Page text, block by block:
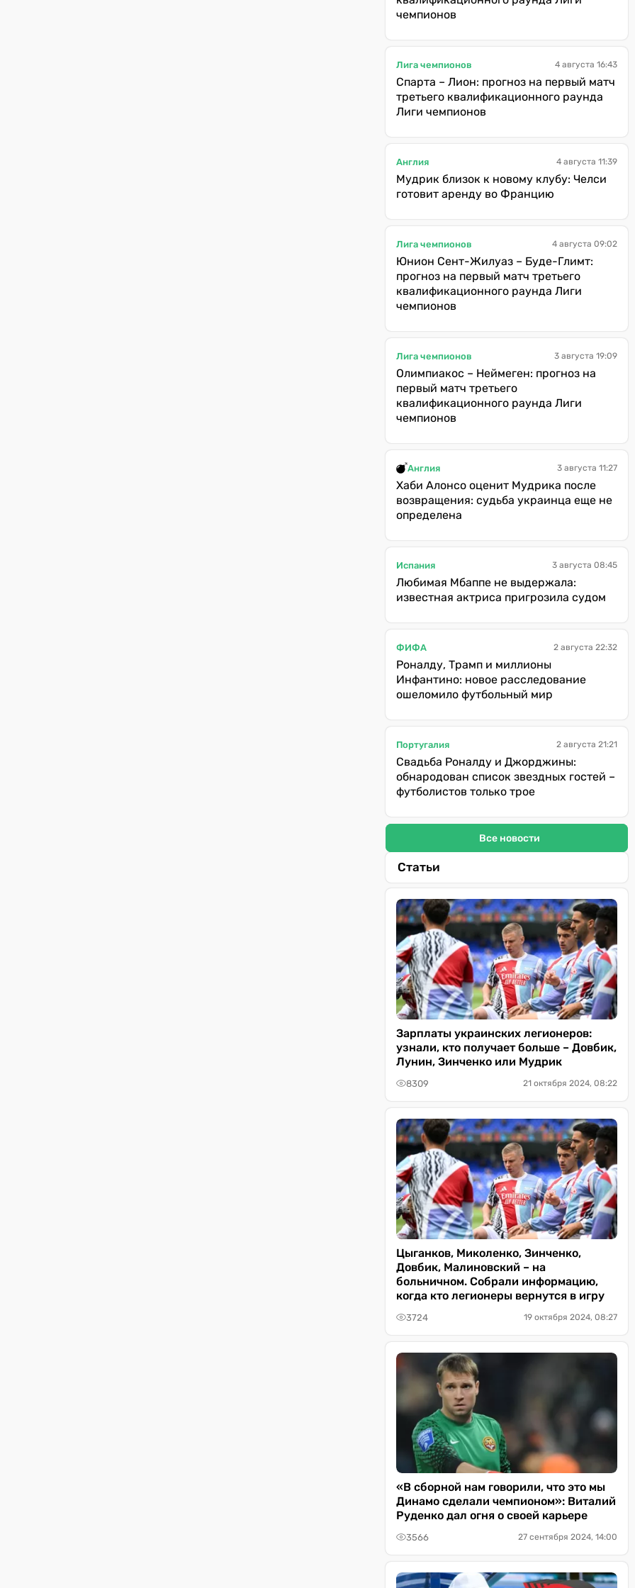
чемпионов
Лига чемпионов 4 августа 16:43
Спарта – Лион: прогноз на первый матч
третьего квалификационного раунда
Лиги чемпионов
Англия 4 августа 11:39
Мудрик близок к новому клубу: Челси
готовит аренду во Францию
Лига чемпионов 4 августа 09:02
Юнион Сент-Жилуаз – Буде-Глимт:
прогноз на первый матч третьего
квалификационного раунда Лиги
чемпионов
Лига чемпионов 3 августа 19:09
Олимпиакос – Неймеген: прогноз на
первый матч третьего
квалификационного раунда Лиги
чемпионов
Англия 3 августа 11:27
Хаби Алонсо оценит Мудрика после
возвращения: судьба украинца еще не
определена
Испания 3 августа 08:45
Любимая Мбаппе не выдержала:
известная актриса пригрозила судом
ФИФА 2 августа 22:32
Роналду, Трамп и миллионы
Инфантино: новое расследование
ошеломило футбольный мир
Португалия 2 августа 21:21
Свадьба Роналду и Джорджины:
обнародован список звездных гостей –
футболистов только трое
Все новости
Статьи
Зарплаты украинских легионеров:
узнали, кто получает больше – Довбик,
Лунин, Зинченко или Мудрик
8309 21 октября 2024, 08:22
Цыганков, Миколенко, Зинченко,
Довбик, Малиновский – на
больничном. Собрали информацию,
когда кто легионеры вернутся в игру
3724 19 октября 2024, 08:27
«В сборной нам говорили, что это мы
Динамо сделали чемпионом»: Виталий
Руденко дал огня о своей карьере
3566 27 сентября 2024, 14:00